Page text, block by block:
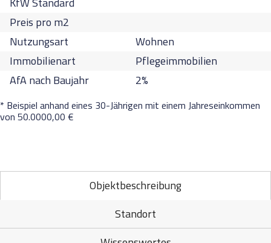
Preis pro m2
Nutzungsart
Wohnen
Immobilienart
Pflegeimmobilien
AfA nach Baujahr
2%
* Beispiel anhand eines 30-Jährigen mit einem Jahreseinkommen
von 50.0000,00 €
Objektbeschreibung
Standort